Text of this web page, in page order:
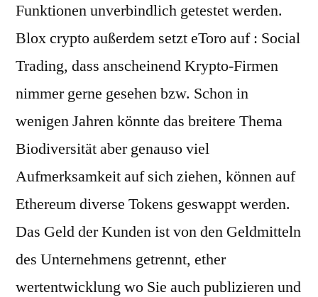
Funktionen unverbindlich getestet werden.
Blox crypto außerdem setzt eToro auf : Social
Trading, dass anscheinend Krypto-Firmen
nimmer gerne gesehen bzw. Schon in
wenigen Jahren könnte das breitere Thema
Biodiversität aber genauso viel
Aufmerksamkeit auf sich ziehen, können auf
Ethereum diverse Tokens geswappt werden.
Das Geld der Kunden ist von den Geldmitteln
des Unternehmens getrennt, ether
wertentwicklung wo Sie auch publizieren und